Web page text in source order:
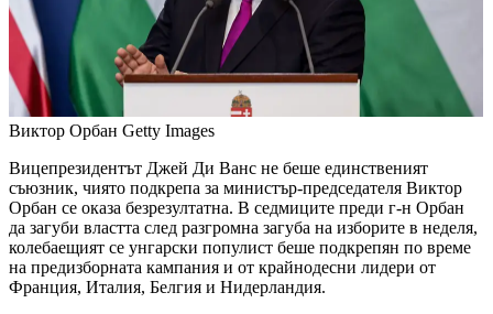
Виктор Орбан Getty Images
Вицепрезидентът Джей Ди Ванс не беше единственият
съюзник, чиято подкрепа за министър-председателя Виктор
Орбан се оказа безрезултатна. В седмиците преди г-н Орбан
да загуби властта след разгромна загуба на изборите в неделя,
колебаещият се унгарски популист беше подкрепян по време
на предизборната кампания и от крайнодесни лидери от
Франция, Италия, Белгия и Нидерландия.